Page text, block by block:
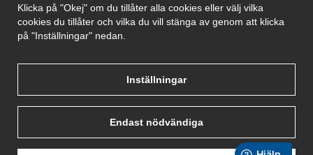
Gör Det Själv Paket
Montera dragkrok
SUPPORT
Villkor
Klicka på "Okej" om du tillåter alla cookies eller välj vilka
cookies du tillåter och vilka du vill stänga av genom att klicka
på "Inställningar" nedan.
Inställningar
Endast nödvändiga